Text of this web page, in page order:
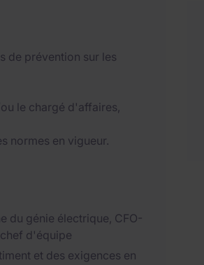
de prévention sur les
le chargé d'affaires,
normes en vigueur.
du génie électrique, CFO-
d'équipe
et des exigences en